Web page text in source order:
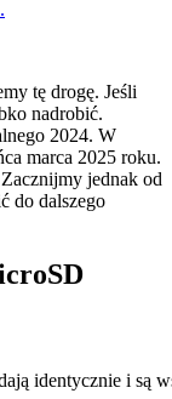
tę drogę. Jeśli
nadrobić.
2024. W
marca 2025 roku.
jednak od
do dalszego
identycznie i są